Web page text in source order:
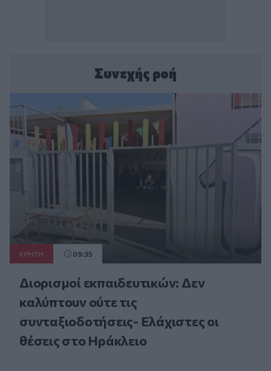
Συνεχής ροή
ΚΡΗΤΗ 09:35
Διορισμοί εκπαιδευτικών: Δεν
καλύπτουν ούτε τις
συνταξιοδοτήσεις- Ελάχιστες οι
θέσεις στο Ηράκλειο